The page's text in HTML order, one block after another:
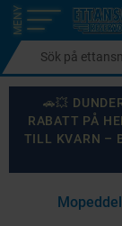
Meny
🚗💥
RABATT PÅ
TILL KVARN –
KANSKE